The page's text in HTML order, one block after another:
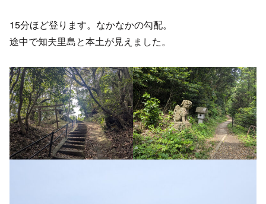
15分ほど登ります。なかなかの勾配。
途中で知夫里島と本土が見えました。